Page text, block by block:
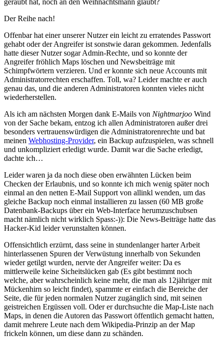
geraubt hat, noch an den Weihnachtsmann glaubt?
Der Reihe nach!
Offenbar hat einer unserer Nutzer ein leicht zu erratendes Passwort
gehabt oder der Angreifer ist sonstwie daran gekommen. Jedenfalls
hatte dieser Nutzer sogar Admin-Rechte, und so konnte der
Angreifer fröhlich Maps löschen und Newsbeiträge mit
Schimpfwörtern verzieren. Und er konnte sich neue Accounts mit
Administratorrechten erschaffen. Toll, wa? Leider machte er auch
genau das, und die anderen Administratoren konnten vieles nicht
wiederherstellen.
Als ich am nächsten Morgen dank E-Mails von Nightmarjoo Wind
von der Sache bekam, entzog ich allen Administratoren außer drei
besonders vertrauenswürdigen die Administratorenrechte und bat
meinen Webhosting-Provider, ein Backup aufzuspielen, was schnell
und unkompliziert erledigt wurde. Damit war die Sache erledigt,
dachte ich…
Leider waren ja da noch diese oben erwähnten Lücken beim
Checken der Erlaubnis, und so konnte ich mich wenig später noch
einmal an den netten E-Mail Support von allinkl wenden, um das
gleiche Backup noch einmal installieren zu lassen (60 MB große
Datenbank-Backups über ein Web-Interface herumzuschubsen
macht nämlich nicht wirklich Spass:-)): Die News-Beiträge hatte das
Hacker-Kid leider verunstalten können.
Offensichtlich erzürnt, dass seine in stundenlanger harter Arbeit
hinterlassenen Spuren der Verwüstung innerhalb von Sekunden
wieder getilgt wurden, nervte der Angreifer weiter: Da es
mittlerweile keine Sicheitslücken gab (Es gibt bestimmt noch
welche, aber wahrscheinlich keine mehr, die man als 12jähriger mit
Mückenhirn so leicht findet), spammte er einfach die Bereiche der
Seite, die für jeden normalen Nutzer zugänglich sind, mit seinen
geistreichen Ergüssen voll. Oder er durchsuchte die Map-Liste nach
Maps, in denen die Autoren das Passwort öffentlich gemacht hatten,
damit mehrere Leute nach dem Wikipedia-Prinzip an der Map
frickeln können, um diese dann zu schänden.